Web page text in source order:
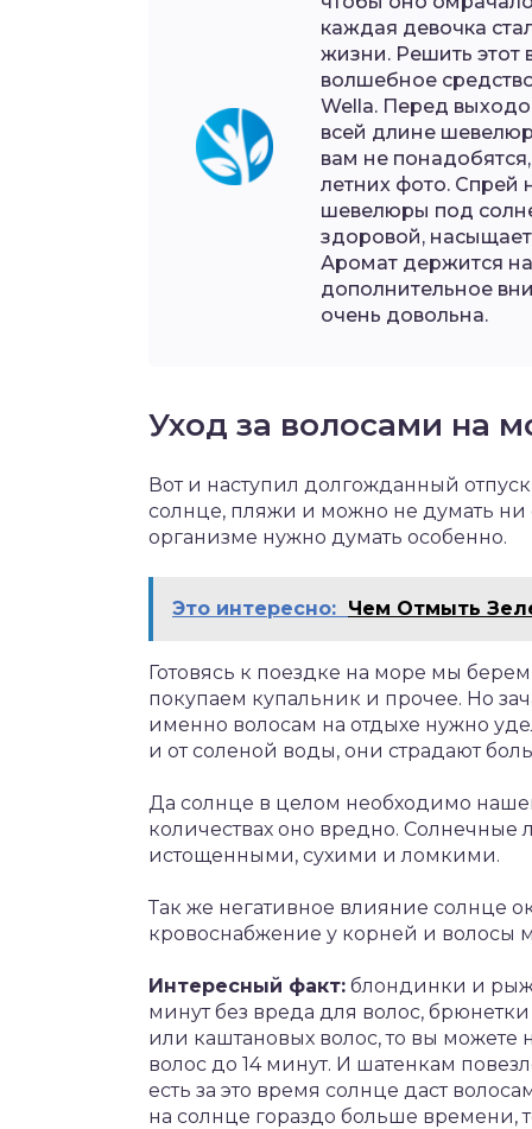
каждая девочка
жизни. Решить этот
волшебное
Wella. Перед
всей длине
вам не
летних фото. Спрей
шевелюры под
здоровой,
Аромат держится
дополнительное
очень довольна.
Уход за волосами на
Вот и наступил долгожданный
солнце, пляжи и можно не думать ни
организме нужно думать особенно.
Это интересно: Чем Отмыть
Готовясь к поездке на море мы берем
покупаем купальник и прочее. Но
именно волосам на отдыхе нужно
и от соленой воды, они страдают
Да солнце в целом необходимо
количествах оно вредно.
истощенными, сухими и ломкими.
Так же негативное влияние солнце
кровоснабжение у корней и волосы
Интересный факт: блондинки и
минут без вреда для волос,
или каштановых волос, то вы можете
волос до 14 минут. И шатенкам
есть за это время солнце даст
на солнце гораздо больше времени,